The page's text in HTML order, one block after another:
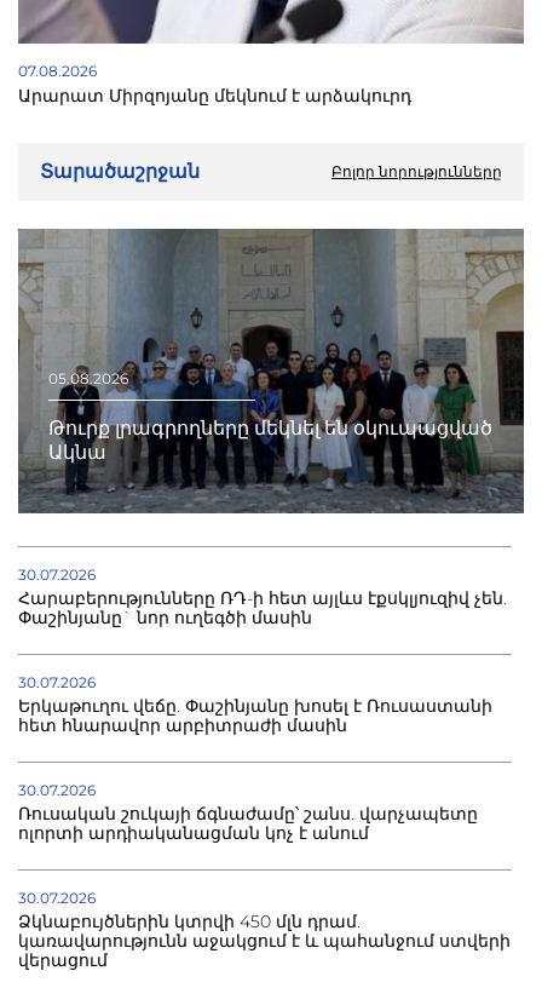
07.08.2026
Արարատ Միրզոյանը մեկնում է արձակուրդ
Տարածաշրջան Բոլոր նորությունները
05.08.2026
Թուրք լրագրողները մեկնել են օկուպացված
Ակնա
30.07.2026
Հարաբերությունները ՌԴ-ի հետ այլևս էքսկլյուզիվ չեն.
Փաշինյանը` նոր ուղեգծի մասին
30.07.2026
Երկաթուղու վեճը. Փաշինյանը խոսել է Ռուսաստանի
հետ հնարավոր արբիտրաժի մասին
30.07.2026
Ռուսական շուկայի ճգնաժամը՝ շանս. վարչապետը
ոլորտի արդիականացման կոչ է անում
30.07.2026
Ձկնաբույծներին կտրվի 450 մլն դրամ.
կառավարությունն աջակցում է և պահանջում ստվերի
վերացում